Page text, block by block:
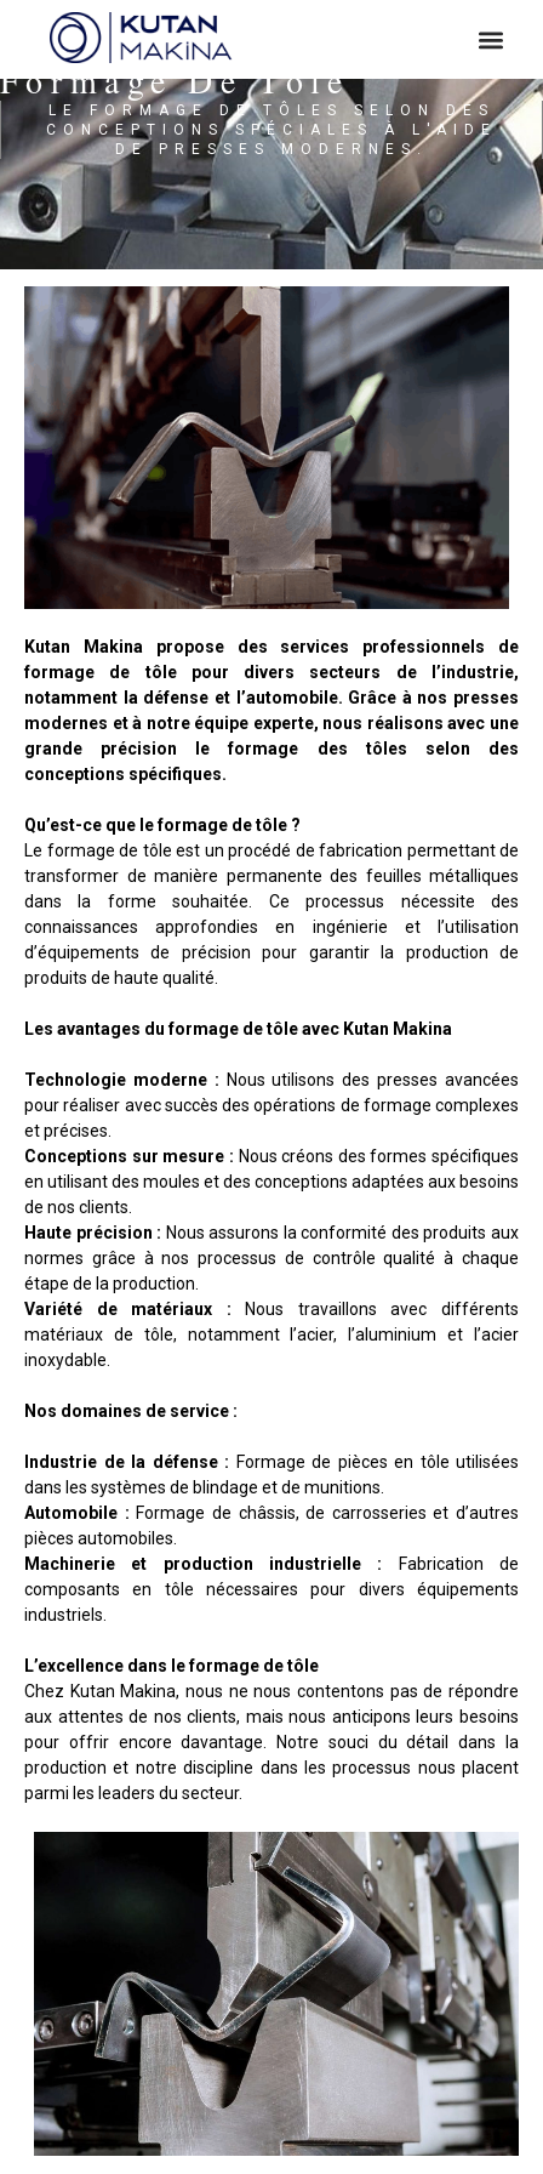
Formage De Tôle
LE FORMAGE DE TÔLES SELON DES
CONCEPTIONS SPÉCIALES À L'AIDE
DE PRESSES MODERNES.
Kutan Makina propose des services professionnels de
formage de tôle pour divers secteurs de l’industrie,
notamment la défense et l’automobile. Grâce à nos presses
modernes et à notre équipe experte, nous réalisons avec une
grande précision le formage des tôles selon des
conceptions spécifiques.
Qu’est-ce que le formage de tôle ?
Le formage de tôle est un procédé de fabrication permettant de
transformer de manière permanente des feuilles métalliques
dans la forme souhaitée. Ce processus nécessite des
connaissances approfondies en ingénierie et l’utilisation
d’équipements de précision pour garantir la production de
produits de haute qualité.
Les avantages du formage de tôle avec Kutan Makina
Technologie moderne : Nous utilisons des presses avancées
pour réaliser avec succès des opérations de formage complexes
et précises.
Conceptions sur mesure : Nous créons des formes spécifiques
en utilisant des moules et des conceptions adaptées aux besoins
de nos clients.
Haute précision : Nous assurons la conformité des produits aux
normes grâce à nos processus de contrôle qualité à chaque
étape de la production.
Variété de matériaux : Nous travaillons avec différents
matériaux de tôle, notamment l’acier, l’aluminium et l’acier
inoxydable.
Nos domaines de service :
Industrie de la défense : Formage de pièces en tôle utilisées
dans les systèmes de blindage et de munitions.
Automobile : Formage de châssis, de carrosseries et d’autres
pièces automobiles.
Machinerie et production industrielle : Fabrication de
composants en tôle nécessaires pour divers équipements
industriels.
L’excellence dans le formage de tôle
Chez Kutan Makina, nous ne nous contentons pas de répondre
aux attentes de nos clients, mais nous anticipons leurs besoins
pour offrir encore davantage. Notre souci du détail dans la
production et notre discipline dans les processus nous placent
parmi les leaders du secteur.